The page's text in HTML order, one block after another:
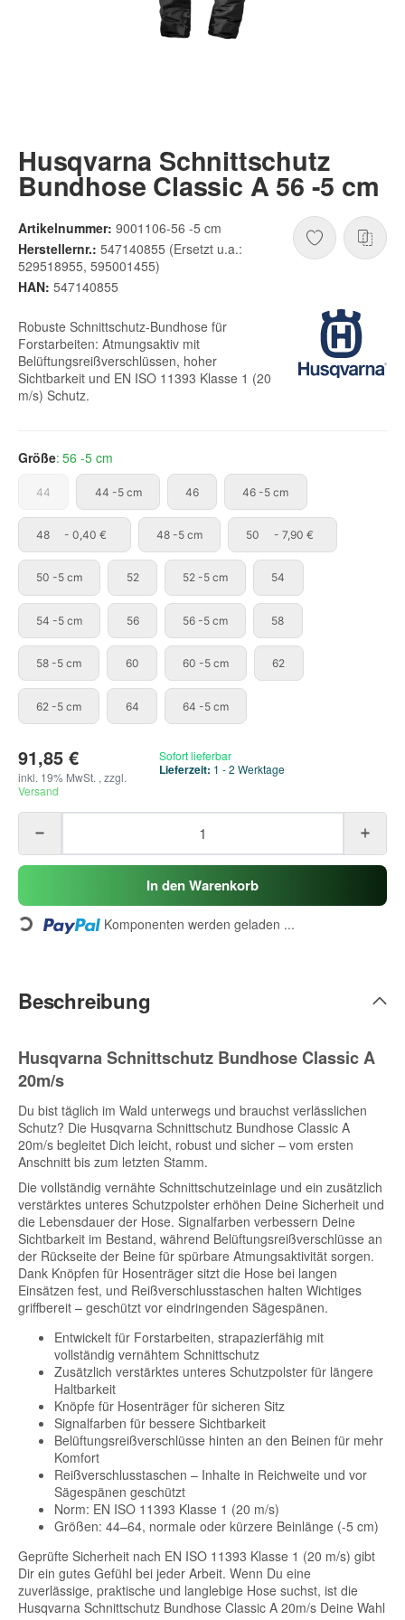
Husqvarna Schnittschutz
Bundhose Classic A 56 -5 cm
Artikelnummer: 9001106-56 -5 cm
Herstellernr.: 547140855 (Ersetzt u.a.:
529518955, 595001455)
HAN: 547140855
Robuste Schnittschutz-Bundhose für
Forstarbeiten: Atmungsaktiv mit
Belüftungsreißverschlüssen, hoher
Sichtbarkeit und EN ISO 11393 Klasse 1 (20
m/s) Schutz.
Größe 56 -5 cm
44 44 -5 cm44 -5 cm4646 46 -5 cm46 -5 cm
48 48- 0,40 € 48 -5 cm48 -5 cm50 50- 7,90 €
50 -5 cm50 -5 cm5252 52 -5 cm52 -5 cm 54
54 -5 cm54 -5 cm5656 56 -5 cm56 -5 cm 5858
58 -5 cm58 -5 cm6060 60 -5 cm60 -5 cm6262
62 -5 cm62 -5 cm6464 64 -5 cm64 -5 cm
91,85 €
inkl. 19% MwSt. , zzgl.
Versand
Sofort lieferbar
Lieferzeit: 1 - 2 Werktage
In den Warenkorb
Loading... Komponenten werden geladen ...
Beschreibung
Husqvarna Schnittschutz Bundhose Classic A
20m/s
Du bist täglich im Wald unterwegs und brauchst verlässlichen
Schutz? Die Husqvarna Schnittschutz Bundhose Classic A
20m/s begleitet Dich leicht, robust und sicher – vom ersten
Anschnitt bis zum letzten Stamm.
Die vollständig vernähte Schnittschutzeinlage und ein zusätzlich
verstärktes unteres Schutzpolster erhöhen Deine Sicherheit und
die Lebensdauer der Hose. Signalfarben verbessern Deine
Sichtbarkeit im Bestand, während Belüftungsreißverschlüsse an
der Rückseite der Beine für spürbare Atmungsaktivität sorgen.
Dank Knöpfen für Hosenträger sitzt die Hose bei langen
Einsätzen fest, und Reißverschlusstaschen halten Wichtiges
griffbereit – geschützt vor eindringenden Sägespänen.
Entwickelt für Forstarbeiten, strapazierfähig mit
vollständig vernähtem Schnittschutz
Zusätzlich verstärktes unteres Schutzpolster für längere
Haltbarkeit
Knöpfe für Hosenträger für sicheren Sitz
Signalfarben für bessere Sichtbarkeit
Belüftungsreißverschlüsse hinten an den Beinen für mehr
Komfort
Reißverschlusstaschen – Inhalte in Reichweite und vor
Sägespänen geschützt
Norm: EN ISO 11393 Klasse 1 (20 m/s)
Größen: 44–64, normale oder kürzere Beinlänge (-5 cm)
Geprüfte Sicherheit nach EN ISO 11393 Klasse 1 (20 m/s) gibt
Dir ein gutes Gefühl bei jeder Arbeit. Wenn Du eine
zuverlässige, praktische und langlebige Hose suchst, ist die
Husqvarna Schnittschutz Bundhose Classic A 20m/s Deine Wahl